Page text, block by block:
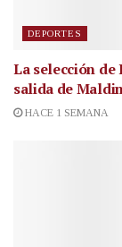
DEPORTES
La selección
salida de
HACE 1 SEMANA